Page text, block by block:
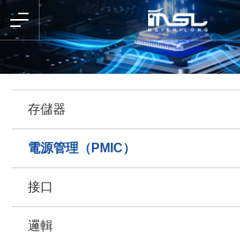
存儲器
電源管理（PMIC）
接口
邏輯